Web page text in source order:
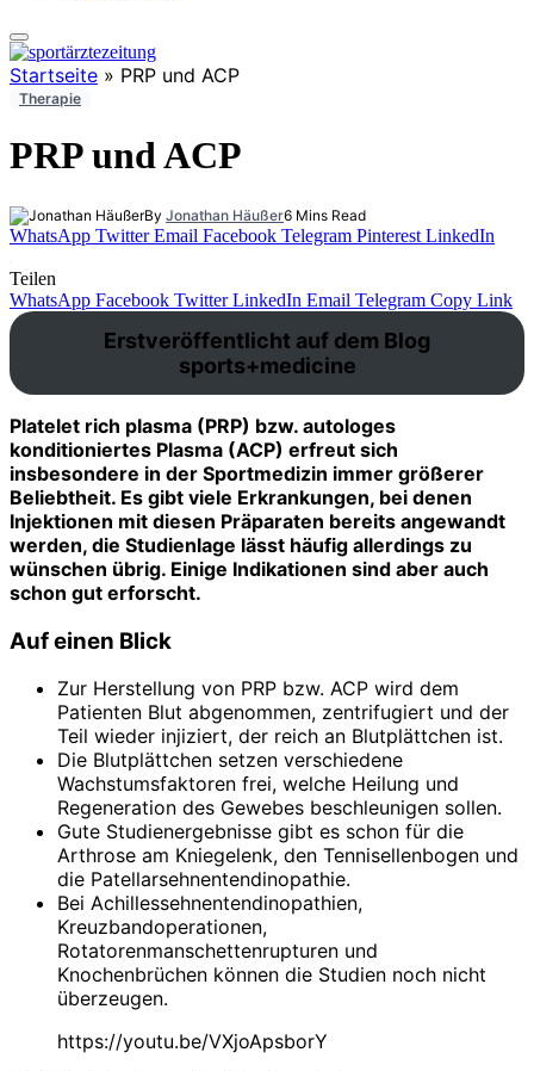
Startseite » PRP und ACP
Therapie
PRP und ACP
By Jonathan Häußer6 Mins Read
WhatsApp Twitter Email Facebook Telegram Pinterest LinkedIn
Teilen
WhatsApp Facebook Twitter LinkedIn Email Telegram Copy Link
Erstveröffentlicht auf dem Blog
sports+medicine
Platelet rich plasma (PRP) bzw. autologes
konditioniertes Plasma (ACP) erfreut sich
insbesondere in der Sportmedizin immer größerer
Beliebtheit. Es gibt viele Erkrankungen, bei denen
Injektionen mit diesen Präparaten bereits angewandt
werden, die Studienlage lässt häufig allerdings zu
wünschen übrig. Einige Indikationen sind aber auch
schon gut erforscht.
Auf einen Blick
Zur Herstellung von PRP bzw. ACP wird dem
Patienten Blut abgenommen, zentrifugiert und der
Teil wieder injiziert, der reich an Blutplättchen ist.
Die Blutplättchen setzen verschiedene
Wachstumsfaktoren frei, welche Heilung und
Regeneration des Gewebes beschleunigen sollen.
Gute Studienergebnisse gibt es schon für die
Arthrose am Kniegelenk, den Tennisellenbogen und
die Patellarsehnentendinopathie.
Bei Achillessehnentendinopathien,
Kreuzbandoperationen,
Rotatorenmanschettenrupturen und
Knochenbrüchen können die Studien noch nicht
überzeugen.
https://youtu.be/VXjoApsborY